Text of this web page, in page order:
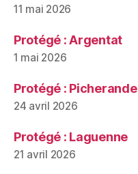
11 mai 2026
Protégé : Argentat
1 mai 2026
Protégé : Picherande
24 avril 2026
Protégé : Laguenne
21 avril 2026